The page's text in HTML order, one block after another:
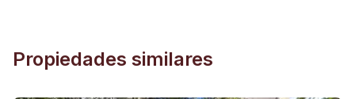
Propiedades similares